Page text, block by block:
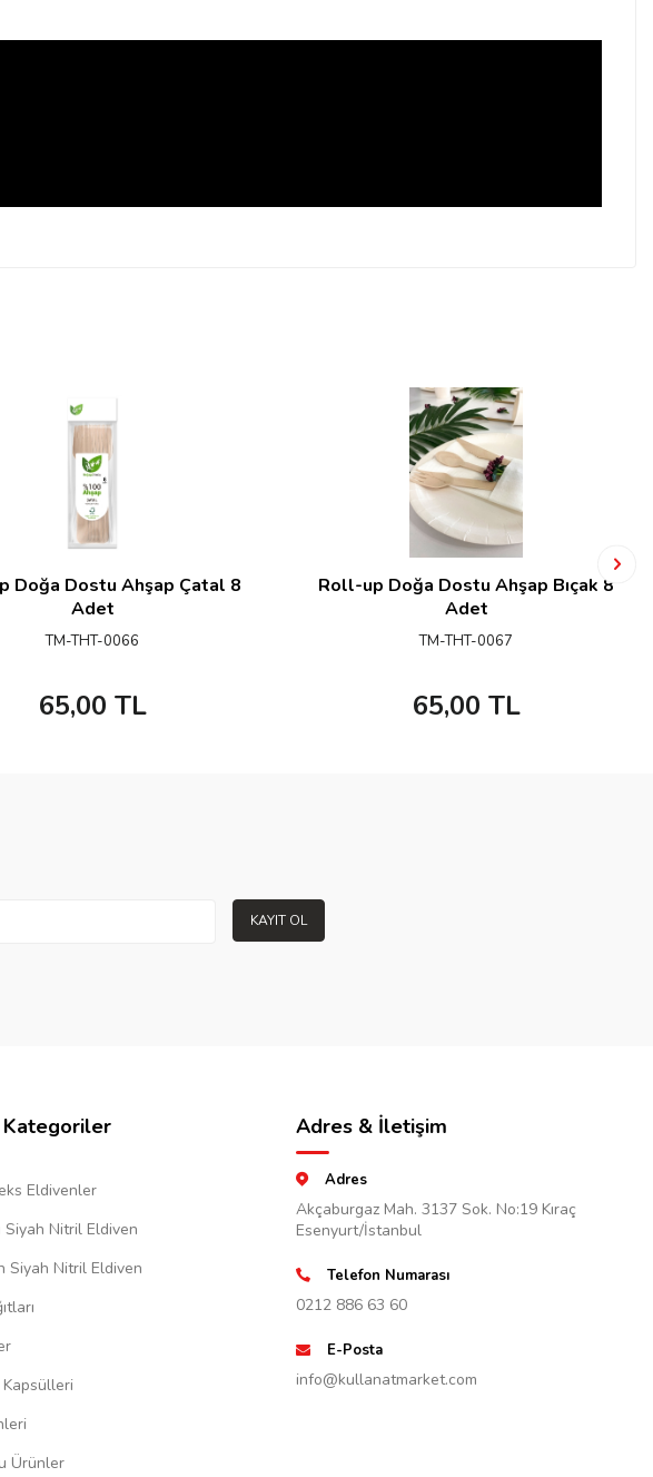
Doğa Dostu Ahşap Çatal 8
Adet
TM-THT-0066
65,00 TL
Roll-up Doğa Dostu Ahşap Bıçak 8
Adet
TM-THT-0067
65,00 TL
KAYIT OL
Eldivenler
Siyah Nitril Eldiven
Siyah Nitril Eldiven
Ürünler
Adres & İletişim
Adres
Akçaburgaz Mah. 3137 Sok. No:19 Kıraç
Esenyurt/İstanbul
Telefon Numarası
0212 886 63 60
E-Posta
info@kullanatmarket.com